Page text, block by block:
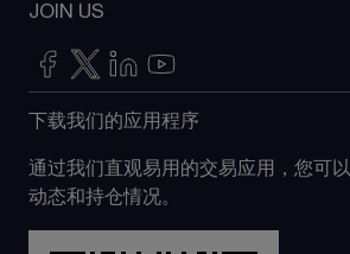
JOIN US
下载我们的应用程序
通过我们直观易用的交易应用，您可
动态和持仓情况。